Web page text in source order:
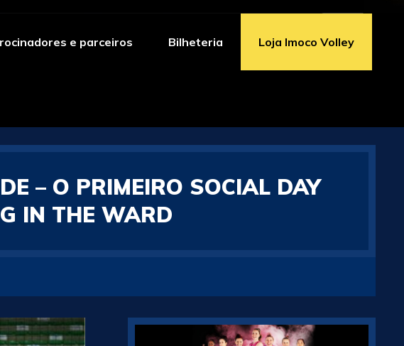
e parceiros Bilheteria Loja Imoco Volley
– O PRIMEIRO SOCIAL DAY
IN THE WARD